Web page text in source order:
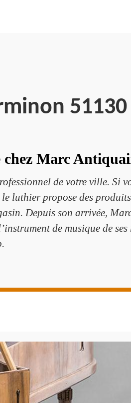
51130
chez Marc
de votre ville. Si
luthier propose des
Depuis son arrivée,
de musique de ses